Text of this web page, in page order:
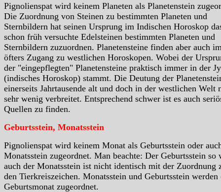
Pignolienspat wird keinem Planeten als Planetenstein
Die Zuordnung von Steinen zu bestimmten Planeten und
Sternbildern hat seinen Ursprung im Indischen Horoskop
schon früh versuchte Edelsteinen bestimmten Planeten und
Sternbildern zuzuordnen. Planetensteine finden aber auch
öfters Zugang zu westlichen Horoskopen. Wobei der
der "eingepflegten" Planetensteine praktisch immer in der
(indisches Horoskop) stammt. Die Deutung der
einerseits Jahrtausende alt und doch in der westlichen Welt
sehr wenig verbreitet. Entsprechend schwer ist es auch
Quellen zu finden.
Geburtsstein, Monatsstein
Pignolienspat wird keinem Monat als Geburtsstein oder
Monatsstein zugeordnet. Man beachte: Der Geburtsstein so
auch der Monatsstein ist nicht identisch mit der Zuordnung
den Tierkreiszeichen. Monatsstein und Geburtsstein werden
Geburtsmonat zugeordnet.